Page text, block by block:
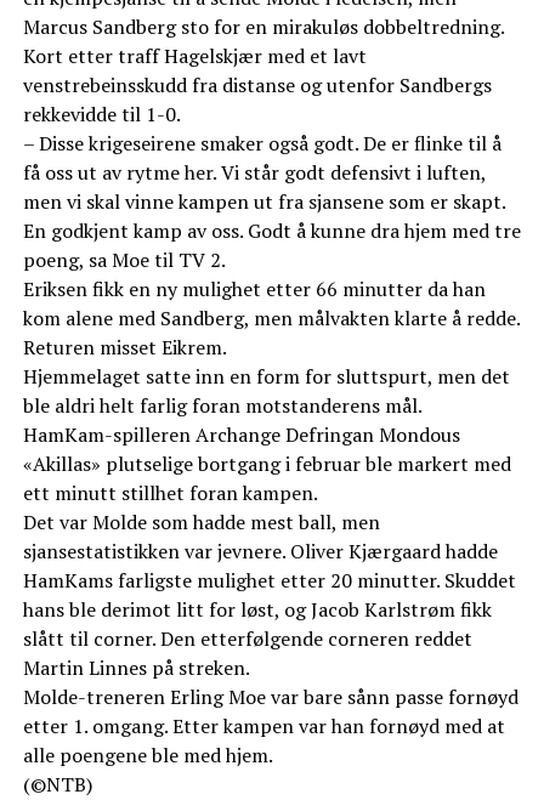
Marcus Sandberg sto for en mirakuløs dobbeltredning.
Kort etter traff Hagelskjær med et lavt
venstrebeinsskudd fra distanse og utenfor Sandbergs
rekkevidde til 1-0.
– Disse krigeseirene smaker også godt. De er flinke til å
få oss ut av rytme her. Vi står godt defensivt i luften,
men vi skal vinne kampen ut fra sjansene som er skapt.
En godkjent kamp av oss. Godt å kunne dra hjem med tre
poeng, sa Moe til TV 2.
Eriksen fikk en ny mulighet etter 66 minutter da han
kom alene med Sandberg, men målvakten klarte å redde.
Returen misset Eikrem.
Hjemmelaget satte inn en form for sluttspurt, men det
ble aldri helt farlig foran motstanderens mål.
HamKam-spilleren Archange Defringan Mondous
«Akillas» plutselige bortgang i februar ble markert med
ett minutt stillhet foran kampen.
Det var Molde som hadde mest ball, men
sjansestatistikken var jevnere. Oliver Kjærgaard hadde
HamKams farligste mulighet etter 20 minutter. Skuddet
hans ble derimot litt for løst, og Jacob Karlstrøm fikk
slått til corner. Den etterfølgende corneren reddet
Martin Linnes på streken.
Molde-treneren Erling Moe var bare sånn passe fornøyd
etter 1. omgang. Etter kampen var han fornøyd med at
alle poengene ble med hjem.
(©NTB)